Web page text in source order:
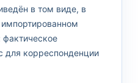
в том виде, в
для корреспонденции